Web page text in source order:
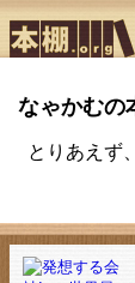
なゃかむの
とりあえず